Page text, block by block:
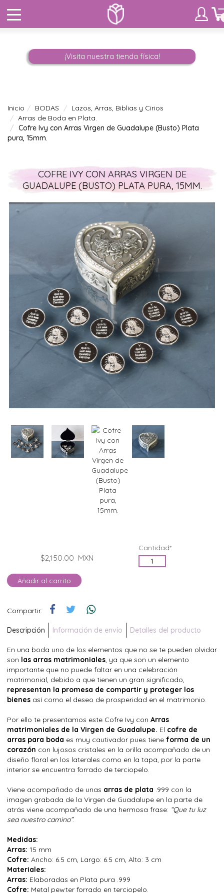
¡Visita nuestra tienda física!
Inicio BODAS
Lazos, Arras, Biblias y Cirios
Arras de Boda en Plata.
Cofre Ivy con Arras Virgen de Guadalupe (Busto) Plata
pura, 15mm.
COFRE IVY CON ARRAS VIRGEN DE
GUADALUPE (BUSTO) PLATA PURA, 15MM.
$2,150.00 MXN
Cantidad*
Añadir al carrito
Compartir:
Descripción Información de envío Detalles del producto
En una boda uno de los elementos que no se te pueden olvidar
son las arras matrimoniales, ya que son un elemento
importante que no puede faltar en una celebración
matrimonial, debido a que tienen un gran significado,
representan la promesa de compartir y proteger los
bienes así como el deseo de prosperidad en el matrimonio.
Por ello te presentamos este Cofre Ivy con Arras
matrimoniales de la Virgen de Guadalupe. El cofre de
arras para boda es muy cautivador pues tiene forma de un
corazón con lujosos cristales en la orilla acompañado de un
diseño floral en los laterales como en la tapa, por la parte
interior se encuentra forrado de terciopelo.
Viene acompañado de unas arras de plata .999 con la
imagen grabada de la Virgen de Guadalupe en la parte de
atrás viene acompañado de una hermosa frase: “Que tu luz
sea nuestro camino”.
Medidas:
Arras: 15 mm
Cofre: Ancho: 6.5 cm, Largo: 6.5 cm, Alto: 3 cm
Materiales:
Arras: Elaboradas en Plata pura .999
Cofre: Metal pewter forrado en terciopelo.